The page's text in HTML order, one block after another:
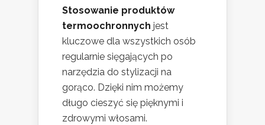
Stosowanie produktów
termoochronnych jest
kluczowe dla wszystkich osób
regularnie sięgających po
narzędzia do stylizacji na
gorąco. Dzięki nim możemy
długo cieszyć się pięknymi i
zdrowymi włosami.